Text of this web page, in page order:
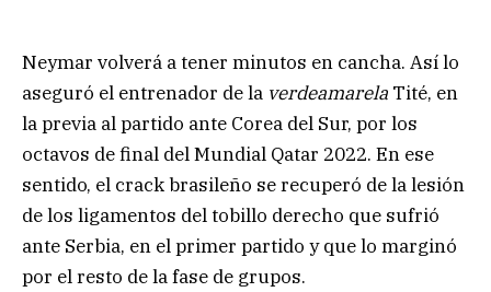
Neymar volverá a tener minutos en cancha. Así lo
aseguró el entrenador de la verdeamarela Tité, en
la previa al partido ante Corea del Sur, por los
octavos de final del Mundial Qatar 2022. En ese
sentido, el crack brasileño se recuperó de la lesión
de los ligamentos del tobillo derecho que sufrió
ante Serbia, en el primer partido y que lo marginó
por el resto de la fase de grupos.